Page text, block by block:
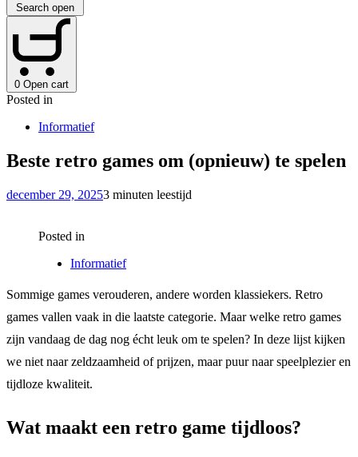
Search open
0 Open cart
Posted in
Informatief
Beste retro games om (opnieuw) te spelen
december 29, 20253 minuten leestijd
Posted in
Informatief
Sommige games verouderen, andere worden klassiekers. Retro
games vallen vaak in die laatste categorie. Maar welke retro games
zijn vandaag de dag nog écht leuk om te spelen? In deze lijst kijken
we niet naar zeldzaamheid of prijzen, maar puur naar speelplezier en
tijdloze kwaliteit.
Wat maakt een retro game tijdloos?